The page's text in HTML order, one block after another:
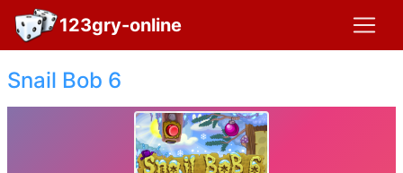
123gry-online
Snail Bob 6